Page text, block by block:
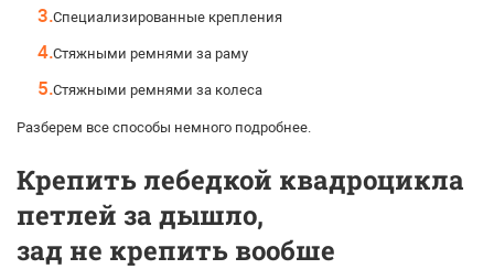
Специализированные крепления
Стяжными ремнями за раму
Стяжными ремнями за колеса
Разберем все способы немного подробнее.
Крепить лебедкой квадроцикла
петлей за дышло,
зад не крепить вообше